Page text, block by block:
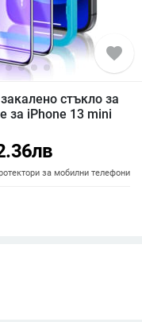
favorite
стъкло за
за iPhone 13 mini
лв
за мобилни телефони